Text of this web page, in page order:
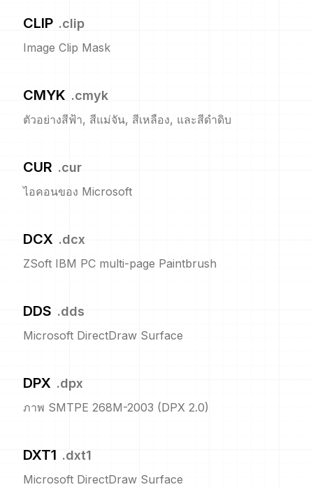
CLIP .clip
Image Clip Mask
CMYK .cmyk
ตัวอย่างสีฟ้า, สีแม่จัน, สีเหลือง, และสีดำดิบ
CUR .cur
ไอคอนของ Microsoft
DCX .dcx
ZSoft IBM PC multi-page Paintbrush
DDS .dds
Microsoft DirectDraw Surface
DPX .dpx
ภาพ SMTPE 268M-2003 (DPX 2.0)
DXT1 .dxt1
Microsoft DirectDraw Surface